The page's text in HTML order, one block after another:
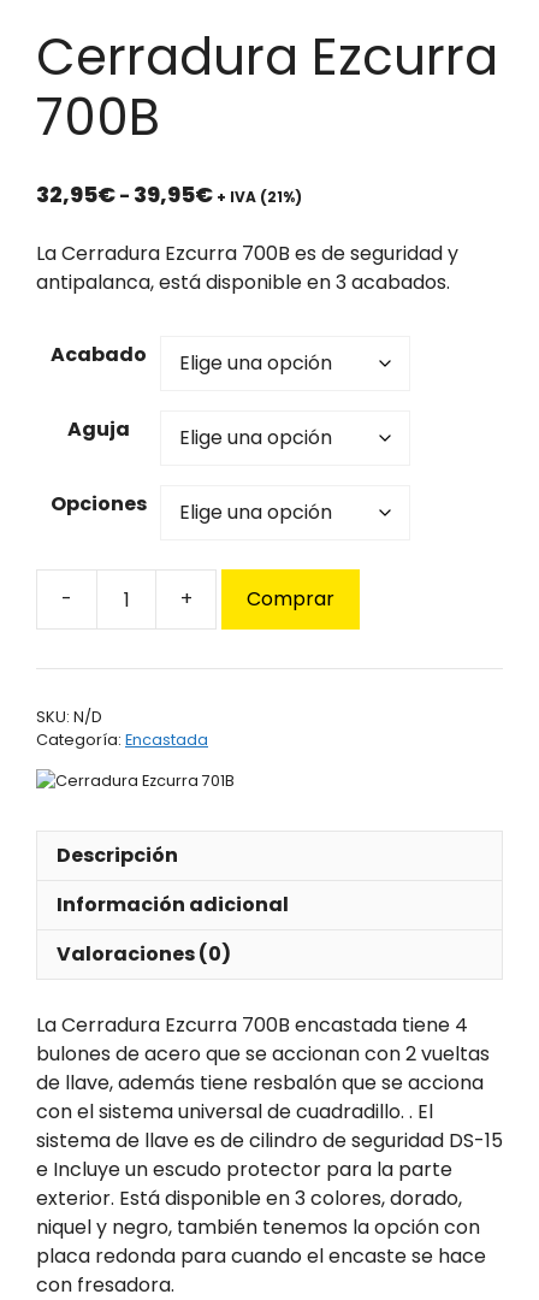
Cerradura Ezcurra
700B
32,95€- 39,95€Rango
precios:
desde
39,95€
+ IVA (21%)
La Cerradura Ezcurra 700B es de seguridad y
antipalanca, está disponible en 3 acabados.
Acabado
Aguja
Opciones
Cerradura
700B
Comprar
SKU: N/D
Categoría: Encastada
Descripción
Información adicional
Valoraciones (0)
La Cerradura Ezcurra 700B encastada tiene 4
bulones de acero que se accionan con 2 vueltas
de llave, además tiene resbalón que se acciona
con el sistema universal de cuadradillo. . El
sistema de llave es de cilindro de seguridad DS-15
e Incluye un escudo protector para la parte
exterior. Está disponible en 3 colores, dorado,
niquel y negro, también tenemos la opción con
placa redonda para cuando el encaste se hace
con fresadora.